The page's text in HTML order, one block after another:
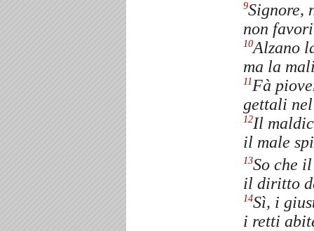
9Signore,
non
10Alzano
ma la
11 Fà
gettali
12Il
il male
13So che
il diritto
14Sì, i
i retti